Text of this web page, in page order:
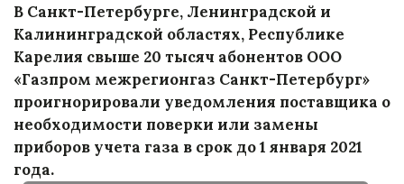
В Санкт-Петербурге, Ленинградской и
Калининградской областях, Республике
Карелия свыше 20 тысяч абонентов ООО
«Газпром межрегионгаз Санкт-Петербург»
проигнорировали уведомления поставщика о
необходимости поверки или замены
приборов учета газа в срок до 1 января 2021
года.